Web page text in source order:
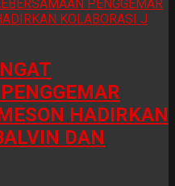
HADIRKAN
DAN